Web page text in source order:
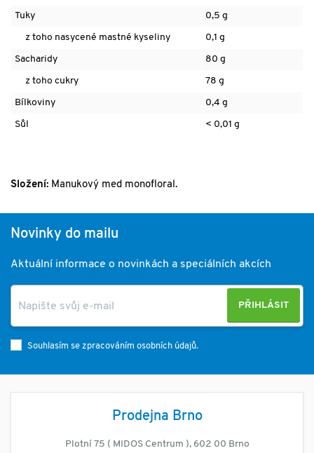
Tuky 0,5 g
z toho nasycené mastné kyseliny 0,1 g
Sacharidy 80 g
z toho cukry 78 g
Bílkoviny 0,4 g
Sůl < 0,01 g
Složení: Manukový med monofloral.
Novinky do mailu
Aktuální informace o novinkách a speciálních akcích
PŘIHLÁSIT
Souhlasím se zpracováním osobních údajů.
Prodejna Brno
Plotní 75 ( MIDOS Centrum ), 602 00 Brno